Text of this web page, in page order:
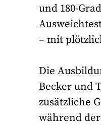
und 180-
– mit
Die
Becker und
zusätzliche
während